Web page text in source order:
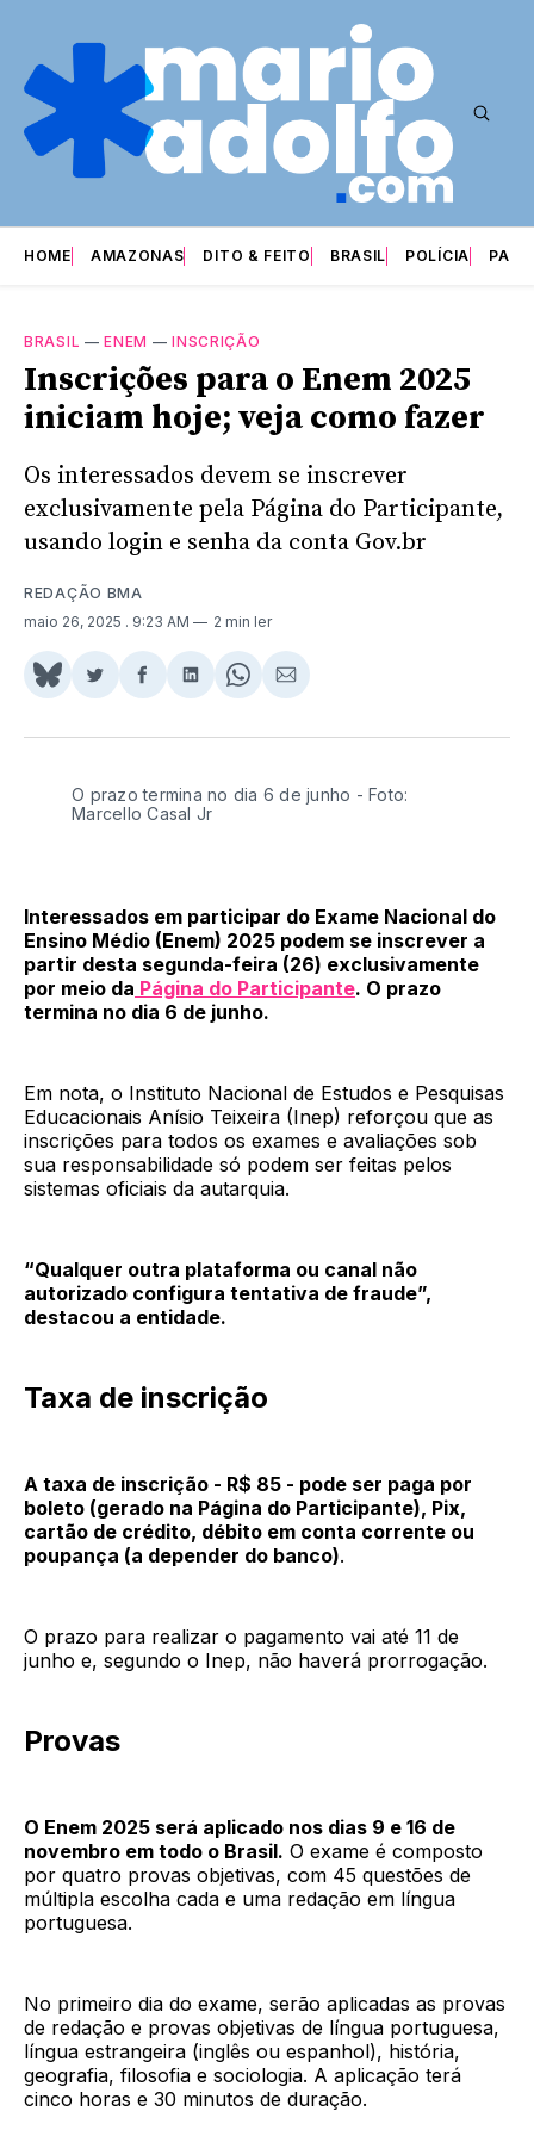
HOME AMAZONAS DITO & FEITO BRASIL POLÍCIA
BRASIL —ENEM —INSCRIÇÃO
Inscrições para o Enem 2025
iniciam hoje; veja como fazer
Os interessados devem se inscrever
exclusivamente pela Página do Participante,
usando login e senha da conta Gov.br
REDAÇÃO BMA
maio 26, 2025 . 9:23 AM 2 min ler
Share
BlueSky
Compartilhar
Twitter
Compartilhar
Facebook
Compartilhar
LinkedIn
Share
WhatsApp
Compartilhar
Email
O prazo termina no dia 6 de junho - Foto:
Marcello Casal Jr
Interessados em participar do Exame Nacional do
Ensino Médio (Enem) 2025 podem se inscrever a
partir desta segunda-feira (26) exclusivamente
por meio da Página do Participante. O prazo
termina no dia 6 de junho.
Em nota, o Instituto Nacional de Estudos e Pesquisas
Educacionais Anísio Teixeira (Inep) reforçou que as
inscrições para todos os exames e avaliações sob
sua responsabilidade só podem ser feitas pelos
sistemas oficiais da autarquia.
“Qualquer outra plataforma ou canal não
autorizado configura tentativa de fraude”,
destacou a entidade.
Taxa de inscrição
A taxa de inscrição - R$ 85 - pode ser paga por
boleto (gerado na Página do Participante), Pix,
cartão de crédito, débito em conta corrente ou
poupança (a depender do banco).
O prazo para realizar o pagamento vai até 11 de
junho e, segundo o Inep, não haverá prorrogação.
Provas
O Enem 2025 será aplicado nos dias 9 e 16 de
novembro em todo o Brasil. O exame é composto
por quatro provas objetivas, com 45 questões de
múltipla escolha cada e uma redação em língua
portuguesa.
No primeiro dia do exame, serão aplicadas as provas
de redação e provas objetivas de língua portuguesa,
língua estrangeira (inglês ou espanhol), história,
geografia, filosofia e sociologia. A aplicação terá
cinco horas e 30 minutos de duração.